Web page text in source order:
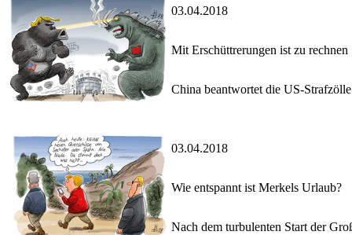
03.04.2018
Mit Erschüttrerungen ist zu rechnen
China beantwortet die US-
03.04.2018
Wie entspannt ist Merkels Urlaub?
Nach dem turbulenten Start der